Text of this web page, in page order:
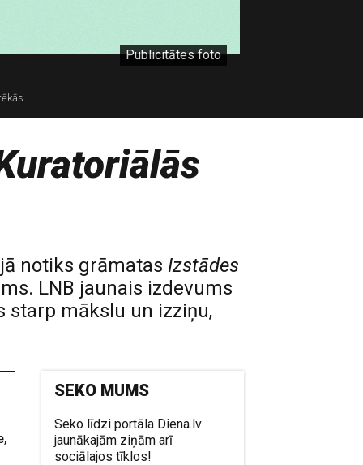
Publicitātes foto
notiks grāmatas Izstādes
LNB jaunais izdevums
starp mākslu un izziņu,
SEKO MUMS
Seko līdzi portāla Diena.lv
jaunākajām ziņām arī
sociālajos tīklos!